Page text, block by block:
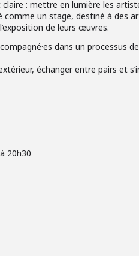
: mettre en lumière les
un stage, destiné à des
de leurs œuvres.
dans un processus
échanger entre pairs et
20h30